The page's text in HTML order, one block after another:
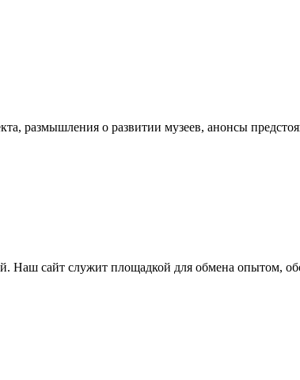
размышления о развитии музеев, анонсы
сайт служит площадкой для обмена опытом,